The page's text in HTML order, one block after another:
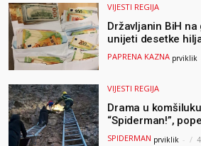
VIJESTI REGIJA
Državljanin BiH
unijeti desetke
uslijedila
PAPRENA KAZNA prviklik
VIJESTI REGIJA
Drama u
“Spiderman!”,
ostao zarobljen
SPIDERMAN prviklik -